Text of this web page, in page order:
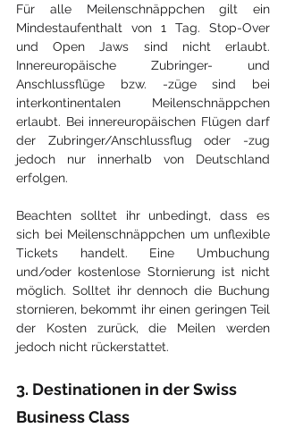
Für alle Meilenschnäppchen gilt ein
Mindestaufenthalt von 1 Tag. Stop-Over
und Open Jaws sind nicht erlaubt.
Innereuropäische Zubringer- und
Anschlussflüge bzw. -züge sind bei
interkontinentalen Meilenschnäppchen
erlaubt. Bei innereuropäischen Flügen darf
der Zubringer/Anschlussflug oder -zug
jedoch nur innerhalb von Deutschland
erfolgen.
Beachten solltet ihr unbedingt, dass es
sich bei Meilenschnäppchen um unflexible
Tickets handelt. Eine Umbuchung
und/oder kostenlose Stornierung ist nicht
möglich. Solltet ihr dennoch die Buchung
stornieren, bekommt ihr einen geringen Teil
der Kosten zurück, die Meilen werden
jedoch nicht rückerstattet.
3. Destinationen in der Swiss
Business Class